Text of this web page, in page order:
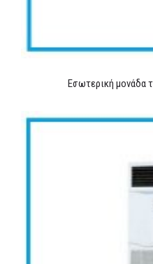
Εσωτερική μονάδα